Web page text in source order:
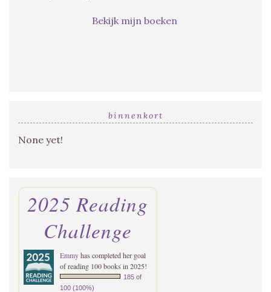
Bekijk mijn boeken
binnenkort
None yet!
2025 Reading
Challenge
Emmyhas completed her goal
of reading 100 books in 2025!
185 of
100 (100%)